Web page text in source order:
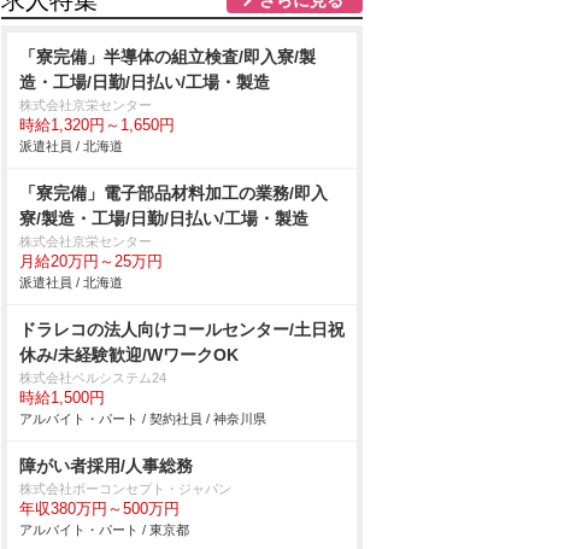
「寮完備」半導体の組立検査/即入寮/製
造・工場/日勤/日払い/工場・製造
株式会社京栄センター
時給1,320円～1,650円
派遣社員 / 北海道
「寮完備」電子部品材料加工の業務/即入
寮/製造・工場/日勤/日払い/工場・製造
株式会社京栄センター
月給20万円～25万円
派遣社員 / 北海道
ドラレコの法人向けコールセンター/土日祝
休み/未経験歓迎/WワークOK
株式会社ベルシステム24
時給1,500円
アルバイト・パート / 契約社員 / 神奈川県
障がい者採用/人事総務
株式会社ボーコンセプト・ジャパン
年収380万円～500万円
アルバイト・パート / 東京都